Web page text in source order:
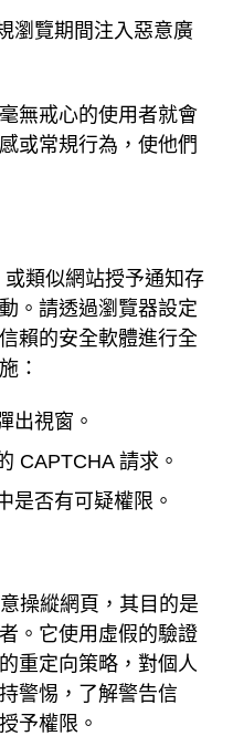
瀏覽期間注入惡意廣
無戒心的使用者就會
或常規行為，使他們
類似網站授予通知存
。請透過瀏覽器設定
賴的安全軟體進行全
：
出視窗。
CAPTCHA 請求。
是否有可疑權限。
操縱網頁，其目的是
。它使用虛假的驗證
重定向策略，對個人
警惕，了解警告信
予權限。